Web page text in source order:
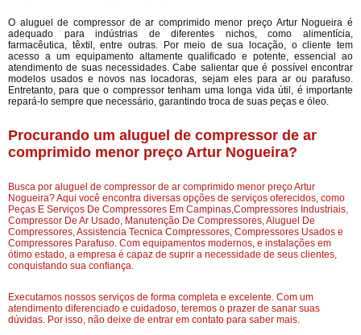
O aluguel de compressor de ar comprimido menor preço Artur Nogueira é
adequado para indústrias de diferentes nichos, como alimentícia,
farmacêutica, têxtil, entre outras. Por meio de sua locação, o cliente tem
acesso a um equipamento altamente qualificado e potente, essencial ao
atendimento de suas necessidades. Cabe salientar que é possível encontrar
modelos usados e novos nas locadoras, sejam eles para ar ou parafuso.
Entretanto, para que o compressor tenham uma longa vida útil, é importante
repará-lo sempre que necessário, garantindo troca de suas peças e óleo.
Procurando um aluguel de compressor de ar
comprimido menor preço Artur Nogueira?
Busca por aluguel de compressor de ar comprimido menor preço Artur
Nogueira? Aqui você encontra diversas opções de serviços oferecidos, como
Peças E Serviços De Compressores Em Campinas,Compressores Industriais,
Compressor De Ar Usado, Manutenção De Compressores, Aluguel De
Compressores, Assistencia Tecnica Compressores, Compressores Usados e
Compressores Parafuso. Com equipamentos modernos, e instalações em
ótimo estado, a empresa é capaz de suprir a necessidade de seus clientes,
conquistando sua confiança.
Executamos nossos serviços de forma completa e excelente. Com um
atendimento diferenciado e cuidadoso, teremos o prazer de sanar suas
dúvidas. Por isso, não deixe de entrar em contato para saber mais.